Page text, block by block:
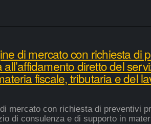
di mercato con richiesta di
diretto del
fiscale, tributaria e del
mercato con richiesta di preventivi
di consulenza e di supporto in